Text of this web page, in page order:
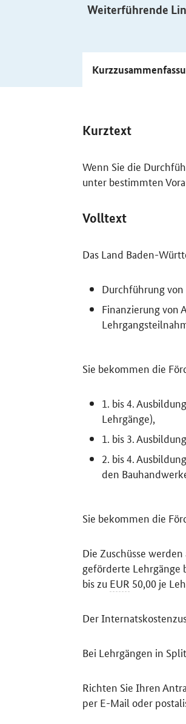
Weiterführende
Kurztext
Wenn Sie die
unter bestimmten
Volltext
Das Land Baden-
Durchführung
Finanzierung von
Sie bekommen die
1. bis 4.
Lehrgänge),
1. bis 3.
2. bis 4.
den
Sie bekommen die
Die Zuschüsse
geförderte Lehrgänge
bis zu EUR 50,00 je
Der
Bei Lehrgängen in
Richten Sie Ihren
per E-Mail oder